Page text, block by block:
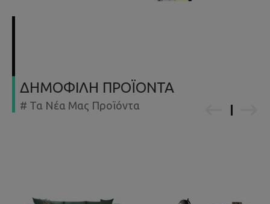
ΔΗΜΟΦΙΛΗ ΠΡΟΪΟΝΤΑ
# Τα Νέα Μας Προϊόντα